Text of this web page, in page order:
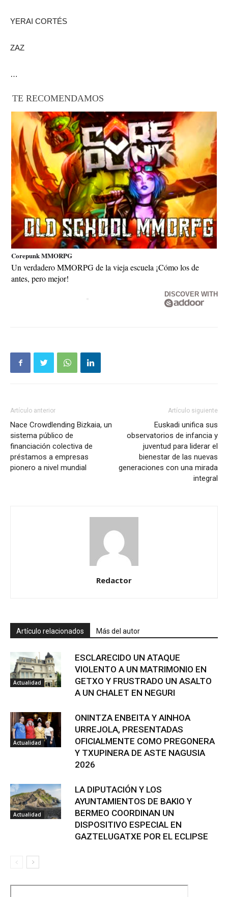
YERAI CORTÉS
ZAZ
…
TE RECOMENDAMOS
Corepunk MMORPG
Un verdadero MMORPG de la vieja escuela ¡Cómo los de
antes, pero mejor!
DISCOVER WITH
Artículo anterior
Nace Crowdlending Bizkaia, un
sistema público de
financiación colectiva de
préstamos a empresas
pionero a nivel mundial
Artículo siguiente
Euskadi unifica sus
observatorios de infancia y
juventud para liderar el
bienestar de las nuevas
generaciones con una mirada
integral
Redactor
Artículo relacionados Más del autor
Actualidad
ESCLARECIDO UN ATAQUE
VIOLENTO A UN MATRIMONIO EN
GETXO Y FRUSTRADO UN ASALTO
A UN CHALET EN NEGURI
Actualidad
ONINTZA ENBEITA Y AINHOA
URREJOLA, PRESENTADAS
OFICIALMENTE COMO PREGONERA
Y TXUPINERA DE ASTE NAGUSIA
2026
Actualidad
LA DIPUTACIÓN Y LOS
AYUNTAMIENTOS DE BAKIO Y
BERMEO COORDINAN UN
DISPOSITIVO ESPECIAL EN
GAZTELUGATXE POR EL ECLIPSE